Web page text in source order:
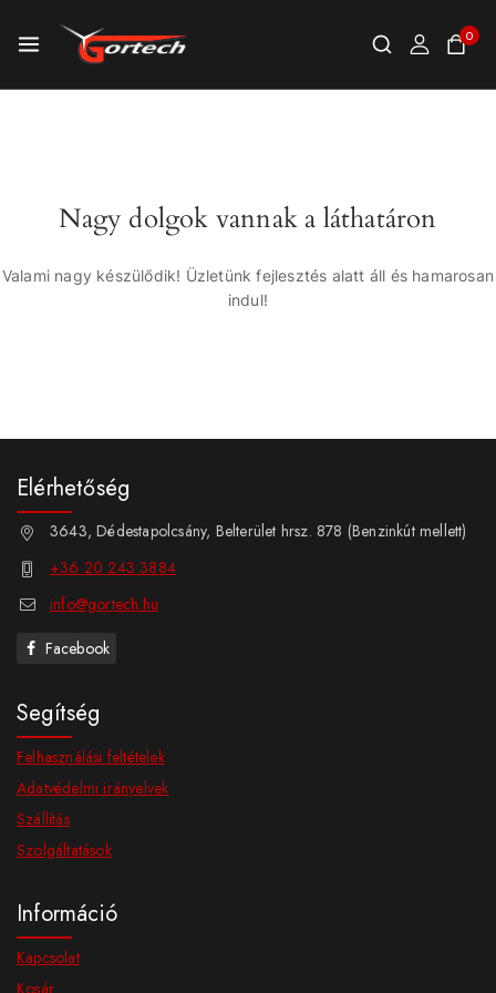
0
Nagy dolgok vannak a láthatáron
Valami nagy készülődik! Üzletünk fejlesztés alatt áll és hamarosan
indul!
Elérhetőség
3643, Dédestapolcsány, Belterület hrsz. 878 (Benzinkút mellett)
+36 20 243 3884
info@gortech.hu
Facebook
Segítség
Felhasználási feltételek
Adatvédelmi irányelvek
Szállítás
Szolgáltatások
Információ
Kapcsolat